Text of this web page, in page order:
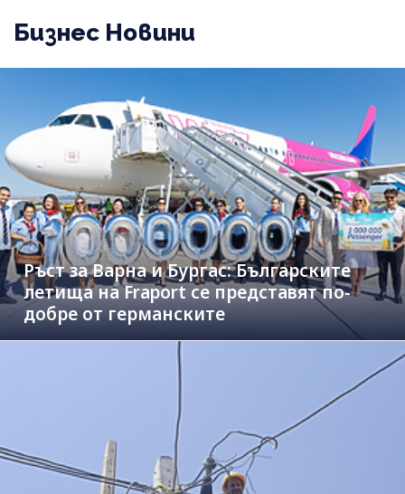
Бизнес Новини
Ръст за Варна и Бургас: Българските
летища на Fraport се представят по-
добре от германските